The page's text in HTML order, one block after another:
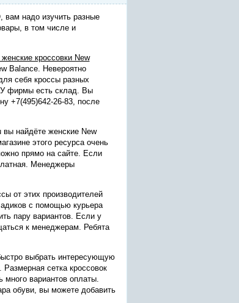
надо изучить разные
в том числе и
женские кроссовки New
Balance. Невероятно
себя кроссы разных
У фирмы есть склад. Вы
+7(495)642-26-83, после
найдёте женские New
этого ресурса очень
прямо на сайте. Если
Менеджеры
от этих производителей
с помощью курьера
пару вариантов. Если у
к менеджерам. Ребята
выбрать интересующую
сетка кроссовок
много вариантов оплаты.
обуви, вы можете добавить